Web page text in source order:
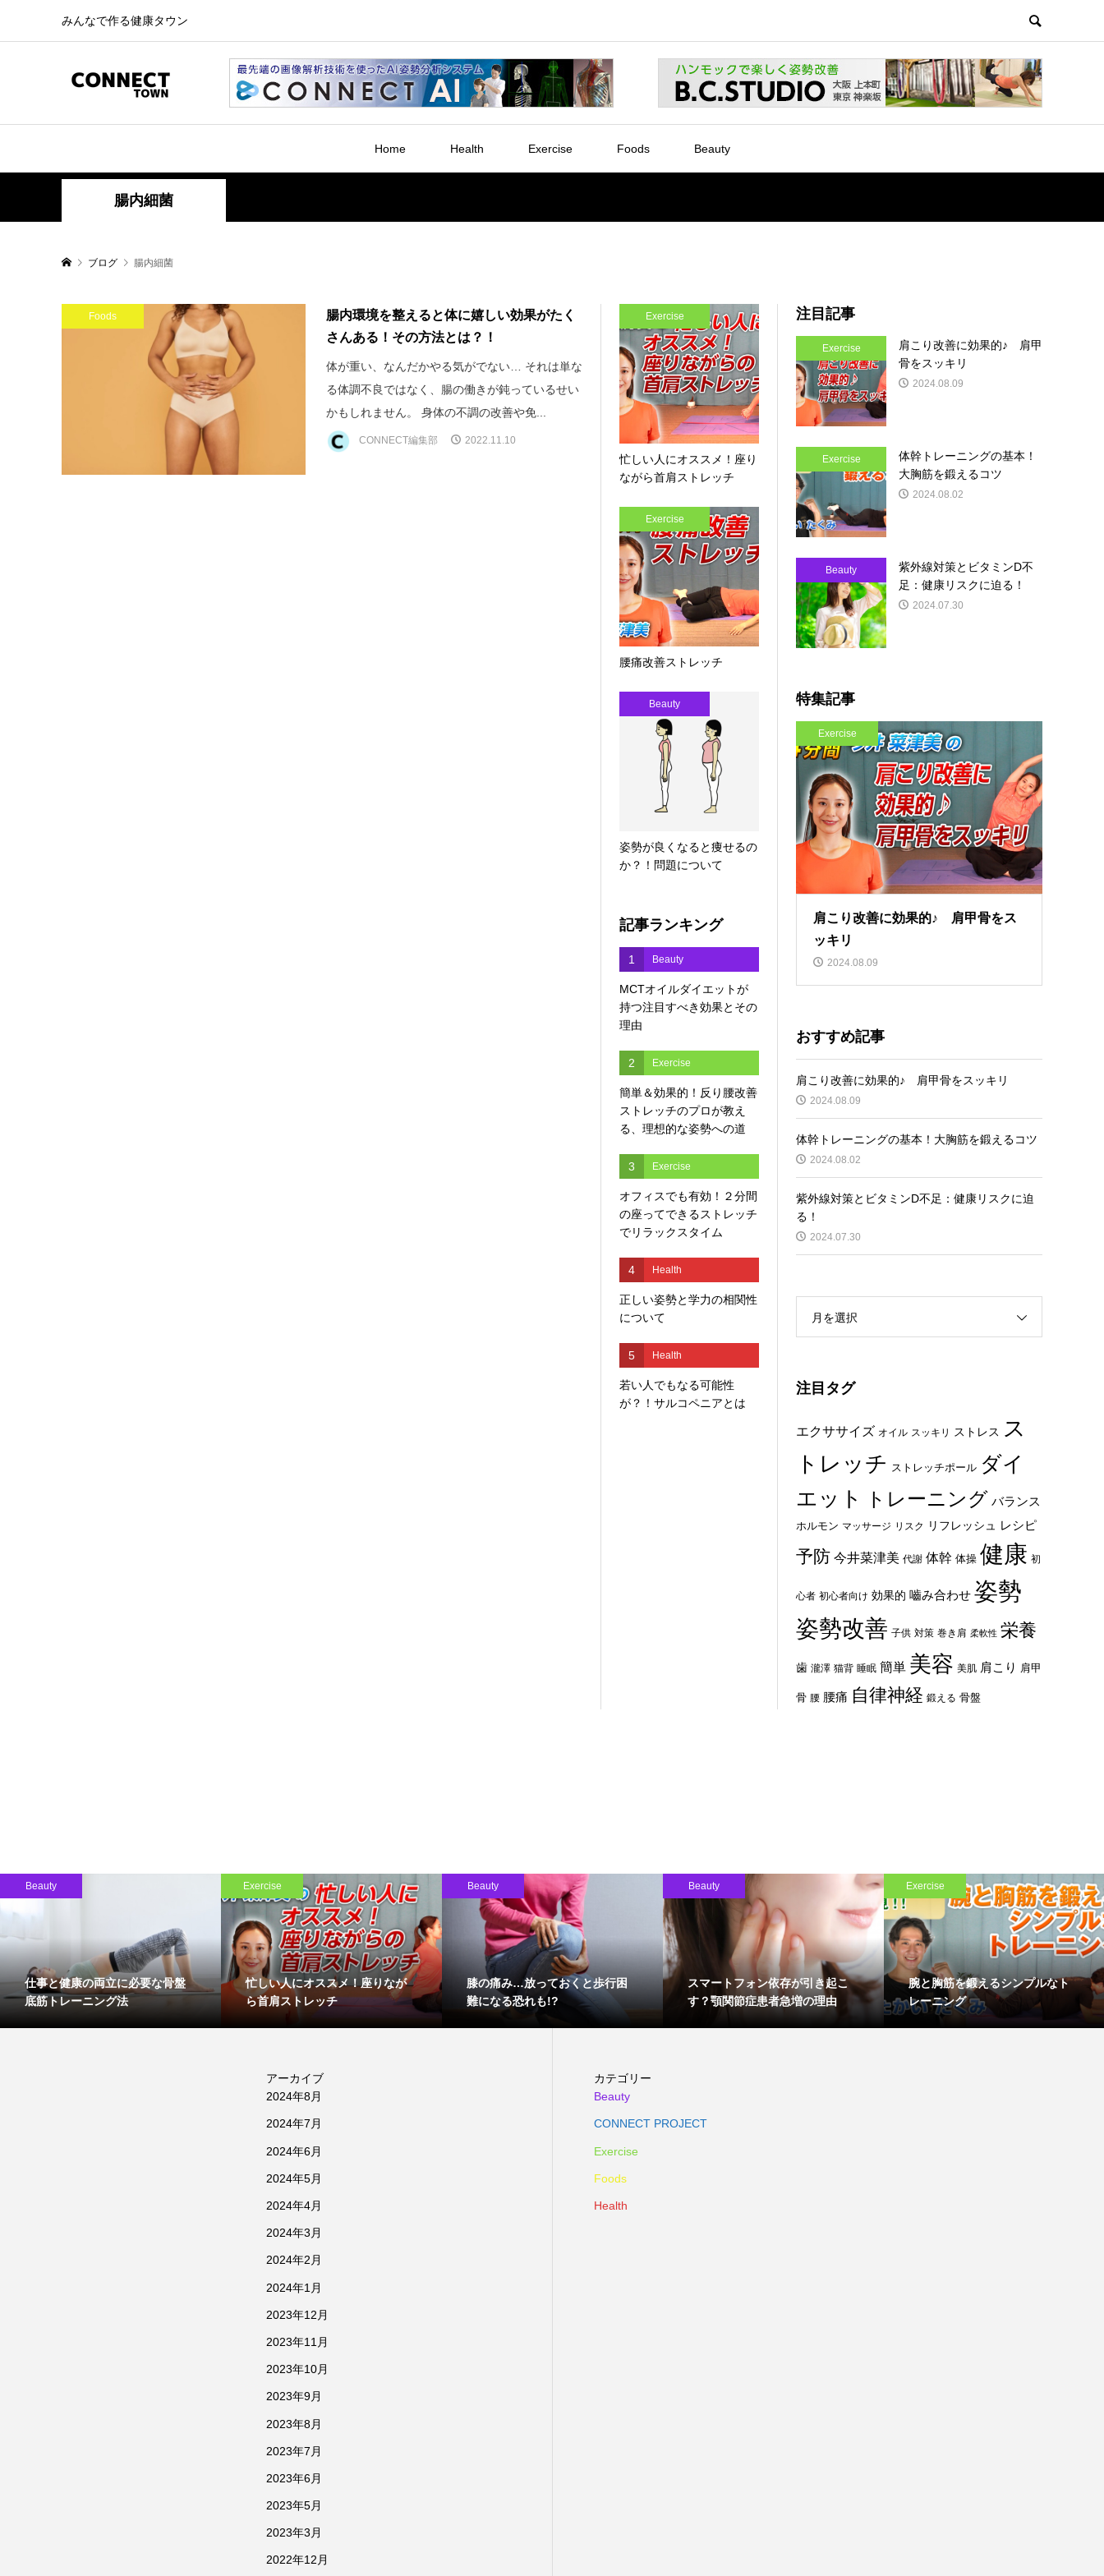
みんなで作る健康タウン
Home Health Exercise Foods Beauty
腸内細菌
ブログ 腸内細菌
Foods
腸内環境を整えると体に嬉しい効果がたく
さんある！その方法とは？！
体が重い、なんだかやる気がでない… それは単な
る体調不良ではなく、腸の働きが鈍っているせい
かもしれません。 身体の不調の改善や免...
CONNECT編集部 2022.11.10
Exercise
忙しい人にオススメ！座り
ながら首肩ストレッチ
Exercise
腰痛改善ストレッチ
Beauty
姿勢が良くなると痩せるの
か？！問題について
記事ランキング
1 Beauty
MCTオイルダイエットが
持つ注目すべき効果とその
理由
2 Exercise
簡単＆効果的！反り腰改善
ストレッチのプロが教え
る、理想的な姿勢への道
3 Exercise
オフィスでも有効！２分間
の座ってできるストレッチ
でリラックスタイム
4 Health
正しい姿勢と学力の相関性
について
5 Health
若い人でもなる可能性
が？！サルコペニアとは
注目記事
Exercise
肩こり改善に効果的♪ 肩甲
骨をスッキリ
2024.08.09
Exercise
体幹トレーニングの基本！
大胸筋を鍛えるコツ
2024.08.02
Beauty
紫外線対策とビタミンD不
足：健康リスクに迫る！
2024.07.30
特集記事
Exercise
肩こり改善に効果的♪ 肩甲骨をス
ッキリ
2024.08.09
おすすめ記事
肩こり改善に効果的♪ 肩甲骨をスッキリ
2024.08.09
体幹トレーニングの基本！大胸筋を鍛えるコツ
2024.08.02
紫外線対策とビタミンD不足：健康リスクに迫
る！
2024.07.30
月を選択
注目タグ
エクササイズ オイル スッキリ ストレス
ス
トレッチ ストレッチポール ダイ
エット
トレーニング バランス
ホルモン マッサージ リスク リフレッシュ レシピ
予防 今井菜津美 代謝 体幹 体操 健康 初
心者 初心者向け 効果的 嚙み合わせ 姿勢
姿勢改善 子供 対策 巻き肩 柔軟性 栄養
歯 瀧澤 猫背 睡眠 簡単 美容 美肌 肩こり 肩甲
骨 腰 腰痛 自律神経 鍛える 骨盤
Beauty
仕事と健康の両立に必要な骨盤
底筋トレーニング法
Exercise
忙しい人にオススメ！座りなが
ら首肩ストレッチ
Beauty
膝の痛み…放っておくと歩行困
難になる恐れも!?
Beauty
スマートフォン依存が引き起こ
す？顎関節症患者急増の理由
Exercise
腕と胸筋を鍛えるシンプルなト
レーニング
アーカイブ
2024年8月
2024年7月
2024年6月
2024年5月
2024年4月
2024年3月
2024年2月
2024年1月
2023年12月
2023年11月
2023年10月
2023年9月
2023年8月
2023年7月
2023年6月
2023年5月
2023年3月
2022年12月
カテゴリー
Beauty
CONNECT PROJECT
Exercise
Foods
Health